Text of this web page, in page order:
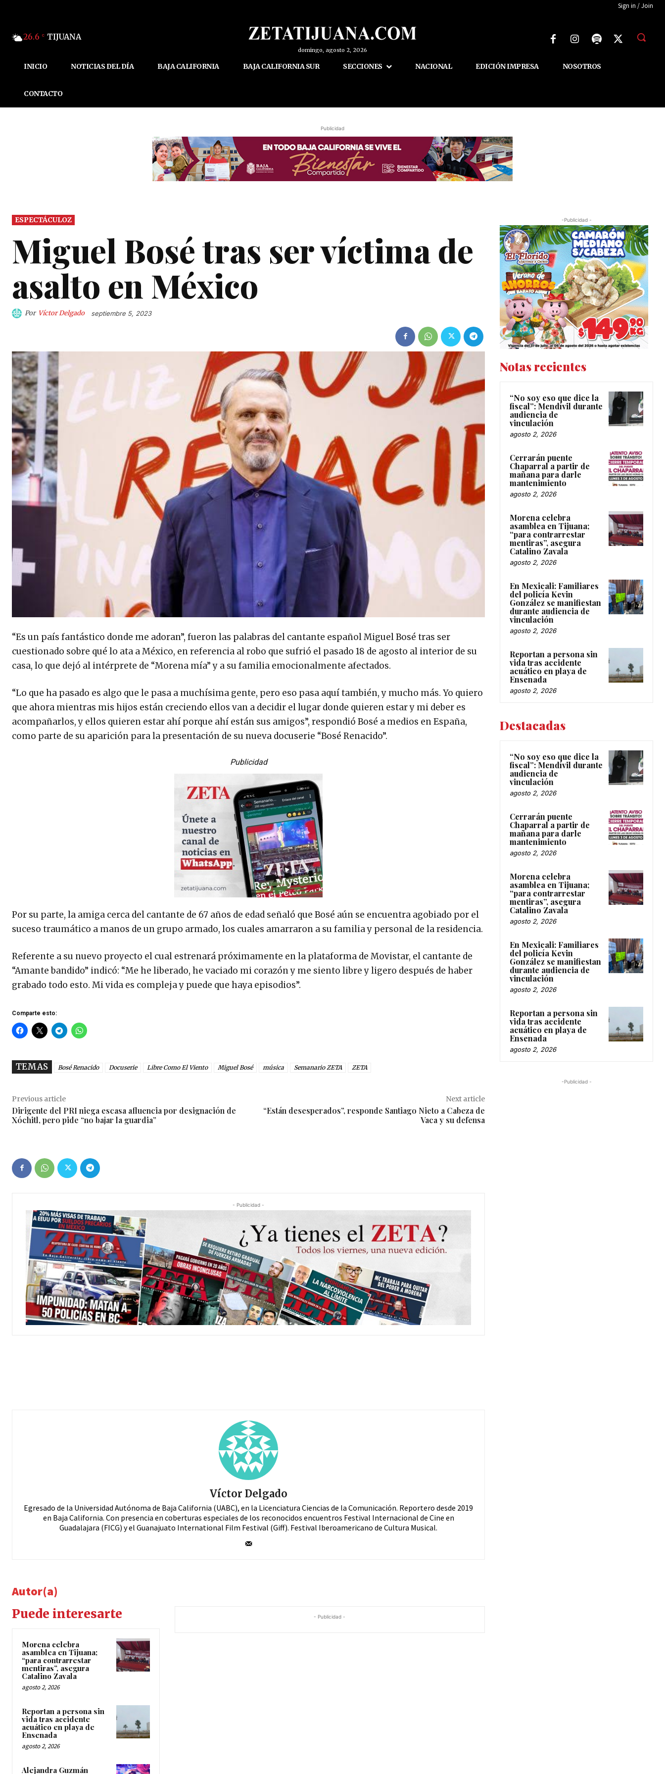
Sign in / Join
26.6 C TIJUANA
domingo, agosto 2, 2026
INICIO NOTICIAS DEL DÍA BAJA CALIFORNIA BAJA CALIFORNIA SUR SECCIONES NACIONAL EDICIÓN IMPRESA NOSOTROS
CONTACTO
Publicidad
ESPECTÁCULOZ
Miguel Bosé tras ser víctima de
asalto en México
Por Víctor Delgado septiembre 5, 2023
“Es un país fantástico donde me adoran”, fueron las palabras del cantante español Miguel Bosé tras ser
cuestionado sobre qué lo ata a México, en referencia al robo que sufrió el pasado 18 de agosto al interior de su
casa, lo que dejó al intérprete de “Morena mía” y a su familia emocionalmente afectados.
“Lo que ha pasado es algo que le pasa a muchísima gente, pero eso pasa aquí también, y mucho más. Yo quiero
que ahora mientras mis hijos están creciendo ellos van a decidir el lugar donde quieren estar y mi deber es
acompañarlos, y ellos quieren estar ahí porque ahí están sus amigos”, respondió Bosé a medios en España,
como parte de su aparición para la presentación de su nueva docuserie “Bosé Renacido”.
Publicidad
Por su parte, la amiga cerca del cantante de 67 años de edad señaló que Bosé aún se encuentra agobiado por el
suceso traumático a manos de un grupo armado, los cuales amarraron a su familia y personal de la residencia.
Referente a su nuevo proyecto el cual estrenará próximamente en la plataforma de Movistar, el cantante de
“Amante bandido” indicó: “Me he liberado, he vaciado mi corazón y me siento libre y ligero después de haber
grabado todo esto. Mi vida es compleja y puede que haya episodios”.
Comparte esto:
TEMAS Bosé Renacido Docuserie Libre Como El Viento Miguel Bosé música Semanario ZETA ZETA
Previous article
Dirigente del PRI niega escasa afluencia por designación de
Xóchitl, pero pide “no bajar la guardia”
Next article
“Están desesperados”, responde Santiago Nieto a Cabeza de
Vaca y su defensa
- Publicidad -
Víctor Delgado
Egresado de la Universidad Autónoma de Baja California (UABC), en la Licenciatura Ciencias de la Comunicación. Reportero desde 2019
en Baja California. Con presencia en coberturas especiales de los reconocidos encuentros Festival Internacional de Cine en
Guadalajara (FICG) y el Guanajuato International Film Festival (Giff). Festival Iberoamericano de Cultura Musical.
Autor(a)
Puede interesarte
Morena celebra
asamblea en Tijuana;
“para contrarrestar
mentiras”, asegura
Catalino Zavala
agosto 2, 2026
Reportan a persona sin
vida tras accidente
acuático en playa de
Ensenada
agosto 2, 2026
Alejandra Guzmán
- Publicidad -
-Publicidad -
Notas recientes
“No soy eso que dice la
fiscal”: Mendívil durante
audiencia de
vinculación
agosto 2, 2026
Cerrarán puente
Chaparral a partir de
mañana para darle
mantenimiento
agosto 2, 2026
Morena celebra
asamblea en Tijuana;
“para contrarrestar
mentiras”, asegura
Catalino Zavala
agosto 2, 2026
En Mexicali: Familiares
del policía Kevin
González se manifiestan
durante audiencia de
vinculación
agosto 2, 2026
Reportan a persona sin
vida tras accidente
acuático en playa de
Ensenada
agosto 2, 2026
Destacadas
“No soy eso que dice la
fiscal”: Mendívil durante
audiencia de
vinculación
agosto 2, 2026
Cerrarán puente
Chaparral a partir de
mañana para darle
mantenimiento
agosto 2, 2026
Morena celebra
asamblea en Tijuana;
“para contrarrestar
mentiras”, asegura
Catalino Zavala
agosto 2, 2026
En Mexicali: Familiares
del policía Kevin
González se manifiestan
durante audiencia de
vinculación
agosto 2, 2026
Reportan a persona sin
vida tras accidente
acuático en playa de
Ensenada
agosto 2, 2026
-Publicidad -